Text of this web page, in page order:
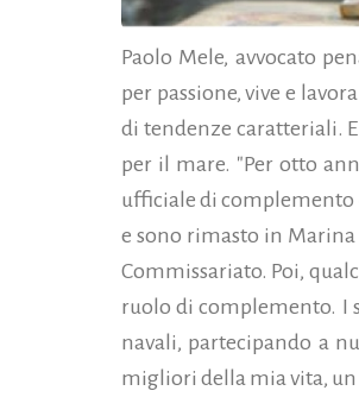
Paolo Mele, avvocato
per passione, vive e
di tendenze caratteriali.
per il mare. "Per otto
ufficiale di complemento
e sono rimasto in Marina
Commissariato. Poi,
ruolo di complemento. I
navali, partecipando a
migliori della mia vita, un